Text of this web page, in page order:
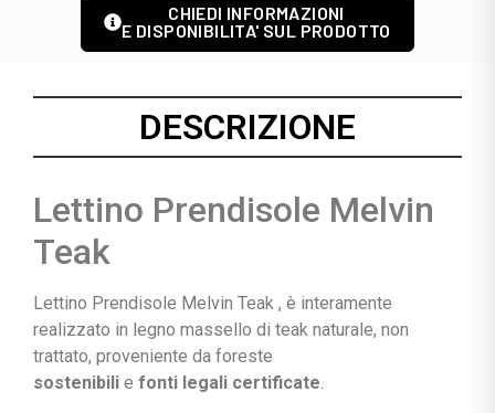
CHIEDI INFORMAZIONI
E DISPONIBILITA' SUL PRODOTTO
DESCRIZIONE
Lettino Prendisole Melvin
Teak
Lettino Prendisole Melvin Teak , è interamente
realizzato in legno massello di teak naturale, non
trattato, proveniente da foreste
sostenibili e fonti legali certificate.